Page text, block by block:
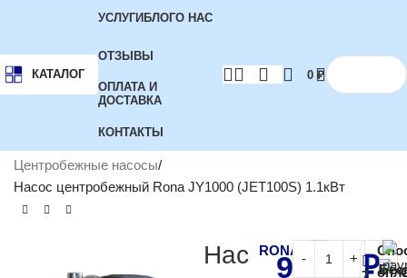
КАТАЛОГ
УСЛУГИБЛОГО НАС
ОТЗЫВЫ
ОПЛАТА И
ДОСТАВКА
КОНТАКТЫ
0 ₽
Центробежные насосы
Насос центробежный Rona JY1000 (JET100S) 1.1кВт
Нас
RONA9 519₽